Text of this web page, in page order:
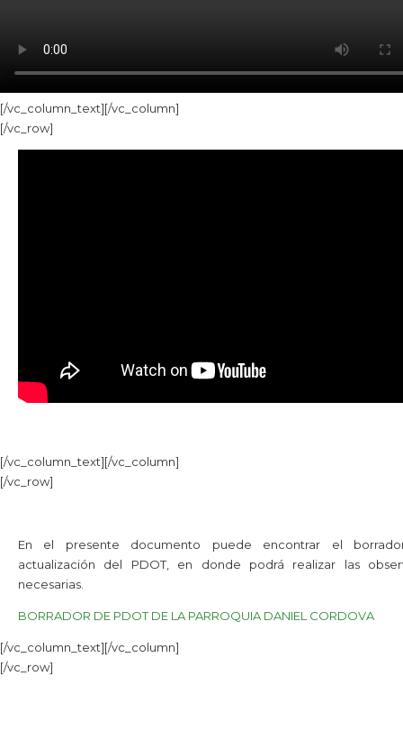
[/vc_column_text][/vc_column]
[/vc_row]
[/vc_column_text][/vc_column]
[/vc_row]
En el presente documento puede encontrar el
actualización del PDOT, en donde podrá realizar las
necesarias.
BORRADOR DE PDOT DE LA PARROQUIA DANIEL CORDOVA
[/vc_column_text][/vc_column]
[/vc_row]